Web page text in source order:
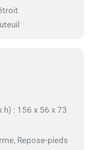
h) : 156 x 56 x 73
Repose-pieds